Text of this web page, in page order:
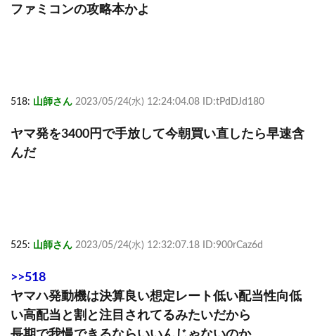
ファミコンの攻略本かよ
518: 山師さん 2023/05/24(水) 12:24:04.08 ID:tPdDJd180
ヤマ発を3400円で手放して今朝買い直したら早速含
んだ
525: 山師さん 2023/05/24(水) 12:32:07.18 ID:900rCaz6d
>>518
ヤマハ発動機は決算良い想定レート低い配当性向低
い高配当と割と注目されてるみたいだから